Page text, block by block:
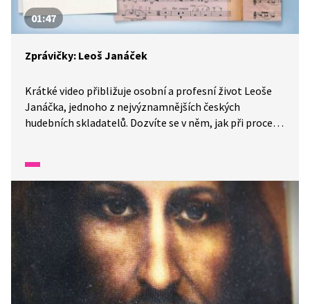
01:47
Zprávičky: Leoš Janáček
Krátké video přibližuje osobní a profesní život Leoše
Janáčka, jednoho z nejvýznamnějších českých
hudebních skladatelů. Dozvíte se v něm, jak při procesu
nejznámější díla jako opery Její pastorkyňa či Liška
Bystrouška.